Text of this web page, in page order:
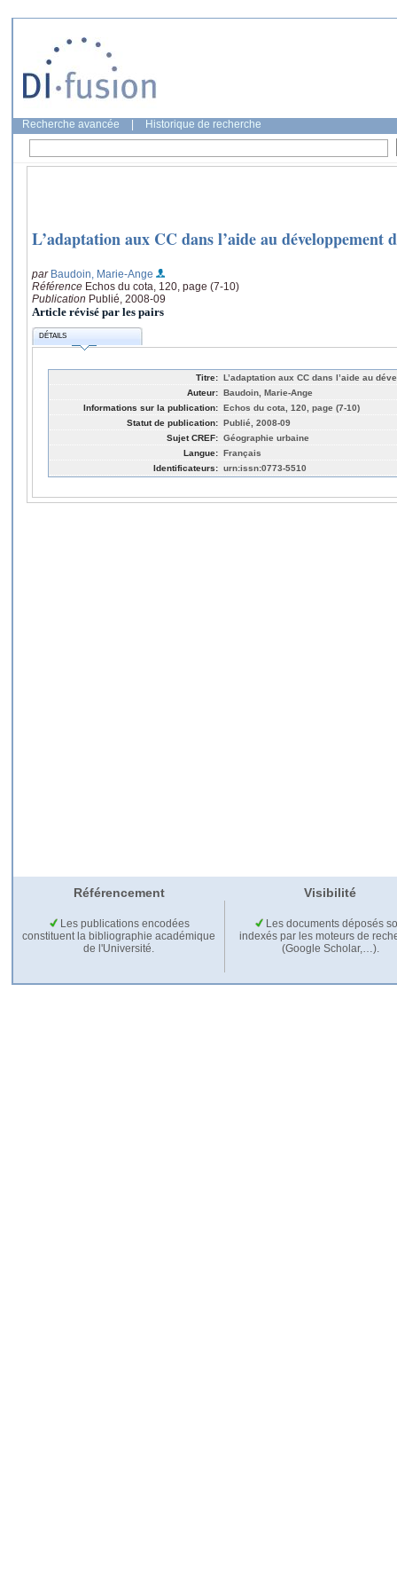
Recherche avancée Historique de recherche
L’adaptation aux CC dans l’aide au développement
par Baudoin, Marie-Ange
Référence Echos du cota, 120, page (7-10)
Publication Publié, 2008-09
Article révisé par les pairs
DÉTAILS
Titre: L’adaptation aux CC dans l’aide au
Auteur: Baudoin, Marie-Ange
Informations sur la publication: Echos du cota, 120, page (7-10)
Statut de publication: Publié, 2008-09
Sujet CREF: Géographie urbaine
Langue: Français
Identificateurs: urn:issn:0773-5510
Référencement Visibilité
Les publications encodées
constituent la bibliographie académique
de l'Université.
Les documents déposés
indexés par les moteurs de
(Google Scholar,…).